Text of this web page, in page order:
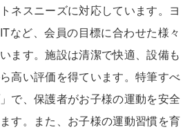
ネスニーズに対応しています。ヨ
など、会員の目標に合わせた様々
ます。施設は清潔で快適、設備も
高い評価を得ています。特筆すべ
で、保護者がお子様の運動を安全
す。また、お子様の運動習慣を育